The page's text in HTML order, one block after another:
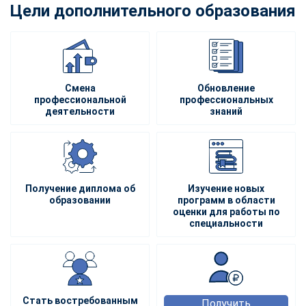
Цели дополнительного образования
Смена
профессиональной
деятельности
Обновление
профессиональных
знаний
Получение диплома об
образовании
Изучение новых
программ в области
оценки для работы по
специальности
Стать востребованным